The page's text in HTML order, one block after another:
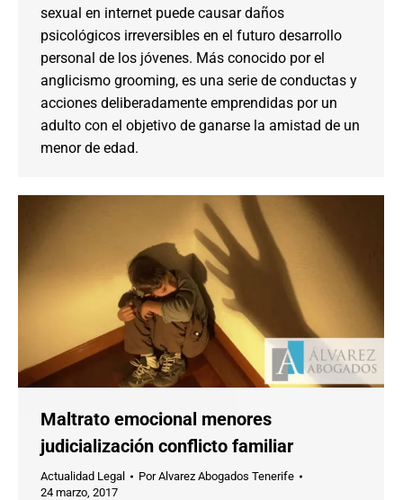
sexual en internet puede causar daños
psicológicos irreversibles en el futuro desarrollo
personal de los jóvenes. Más conocido por el
anglicismo grooming, es una serie de conductas y
acciones deliberadamente emprendidas por un
adulto con el objetivo de ganarse la amistad de un
menor de edad.
Maltrato emocional menores
judicialización conflicto familiar
Actualidad Legal PorAlvarez Abogados Tenerife
24 marzo, 2017